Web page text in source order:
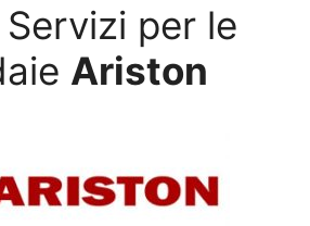
per le
Ariston